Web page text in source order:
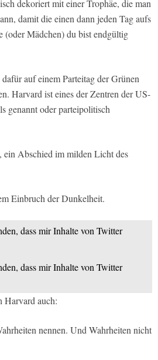
dekoriert mit einer Trophäe, die man
damit die einen dann jeden Tag aufs
(oder Mädchen) du bist endgültig
auf einem Parteitag der Grünen
Harvard ist eines der Zentren der US-
genannt oder parteipolitisch
ein Abschied im milden Licht des
Einbruch der Dunkelheit.
dass mir Inhalte von Twitter
dass mir Inhalte von Twitter
Harvard auch:
nennen. Und Wahrheiten nicht